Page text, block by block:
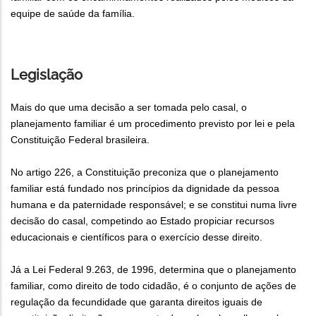
equipe de saúde da família.
Legislação
Mais do que uma decisão a ser tomada pelo casal, o
planejamento familiar é um procedimento previsto por lei e pela
Constituição Federal brasileira.
No artigo 226, a Constituição preconiza que o planejamento
familiar está fundado nos princípios da dignidade da pessoa
humana e da paternidade responsável; e se constitui numa livre
decisão do casal, competindo ao Estado propiciar recursos
educacionais e científicos para o exercício desse direito.
Já a Lei Federal 9.263, de 1996, determina que o planejamento
familiar, como direito de todo cidadão, é o conjunto de ações de
regulação da fecundidade que garanta direitos iguais de